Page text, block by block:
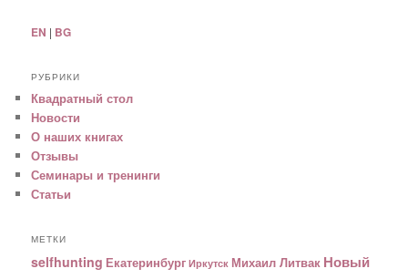
EN | BG
РУБРИКИ
Квадратный стол
Новости
О наших книгах
Отзывы
Семинары и тренинги
Статьи
МЕТКИ
selfhunting Екатеринбург Иркутск Михаил Литвак Новый